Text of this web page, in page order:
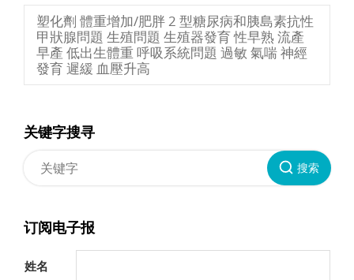
塑化劑 體重增加/肥胖 2 型糖尿病和胰島素抗性
甲狀腺問題 生殖問題 生殖器發育 性早熟 流產
早產 低出生體重 呼吸系統問題 過敏 氣喘 神經
發育 遲緩 血壓升高
关键字搜寻
搜索
订阅电子报
姓名